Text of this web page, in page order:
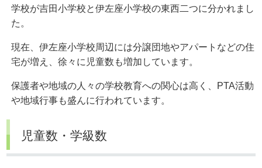
学校が吉田小学校と伊左座小学校の東西二つに分かれまし
た。
現在、伊左座小学校周辺には分譲団地やアパートなどの住
宅が増え、徐々に児童数も増加しています。
保護者や地域の人々の学校教育への関心は高く、PTA活動
や地域行事も盛んに行われています。
児童数・学級数